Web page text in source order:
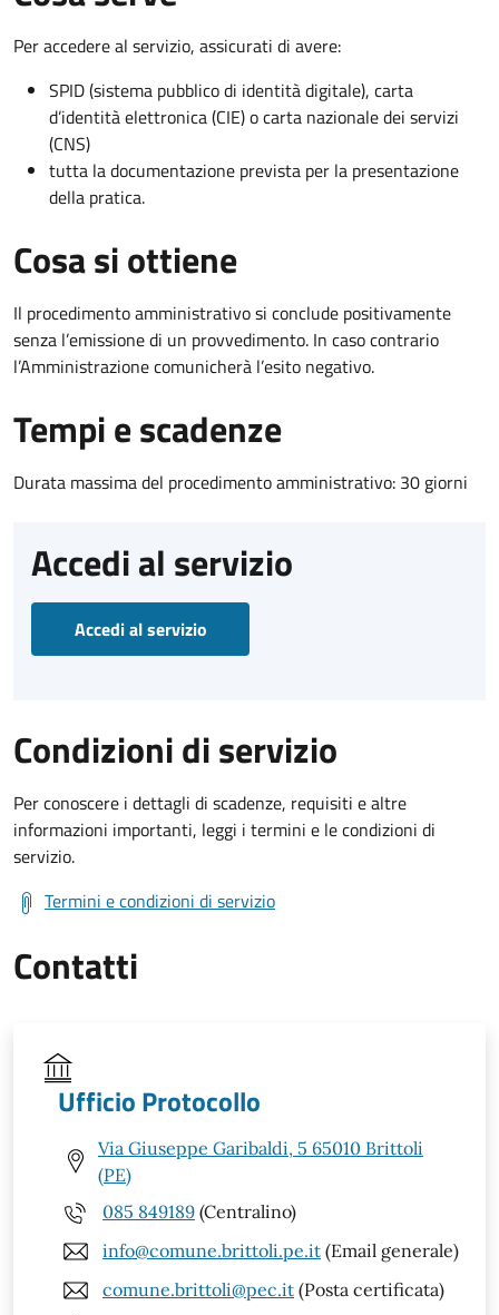
Per accedere al servizio, assicurati di avere:
SPID (sistema pubblico di identità digitale), carta
d’identità elettronica (CIE) o carta nazionale dei servizi
(CNS)
tutta la documentazione prevista per la presentazione
della pratica.
Cosa si ottiene
Il procedimento amministrativo si conclude positivamente
senza l’emissione di un provvedimento. In caso contrario
l’Amministrazione comunicherà l’esito negativo.
Tempi e scadenze
Durata massima del procedimento amministrativo: 30 giorni
Accedi al servizio
Accedi al servizio
Condizioni di servizio
Per conoscere i dettagli di scadenze, requisiti e altre
informazioni importanti, leggi i termini e le condizioni di
servizio.
Termini e condizioni di servizio
Contatti
Ufficio Protocollo
Via Giuseppe Garibaldi, 5 65010 Brittoli
(PE)
085 849189 (Centralino)
info@comune.brittoli.pe.it (Email generale)
comune.brittoli@pec.it (Posta certificata)